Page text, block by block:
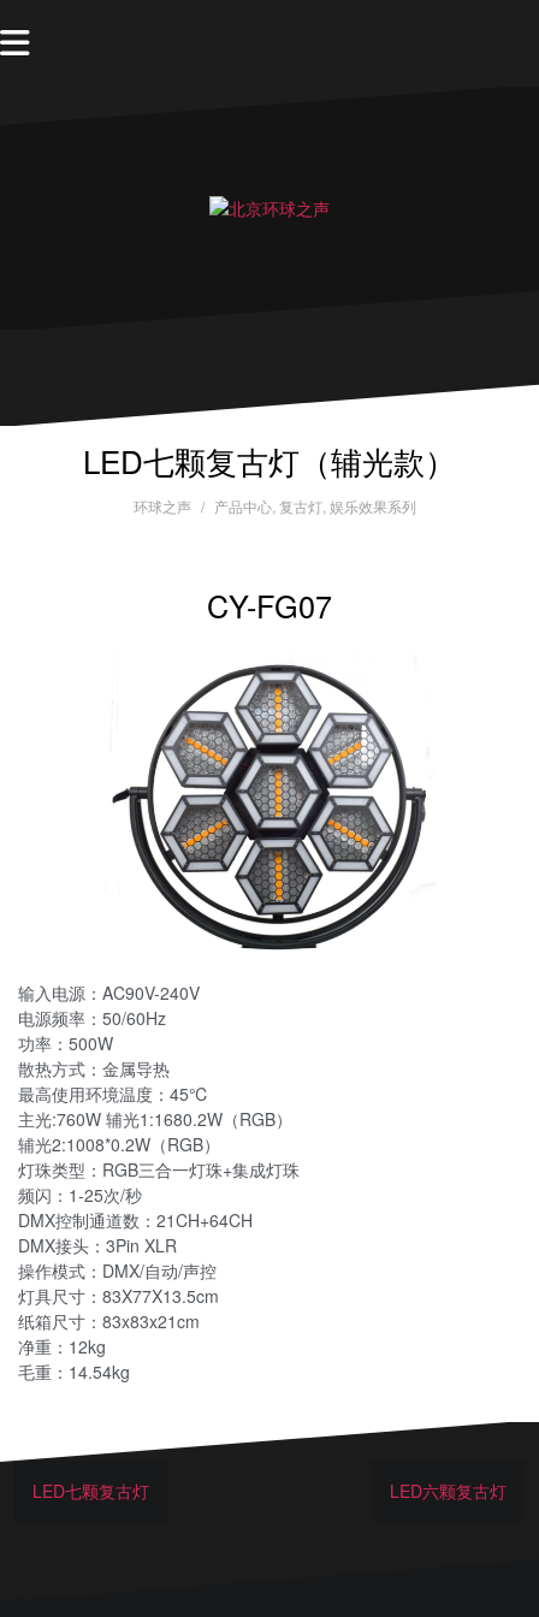
LED七颗复古灯（辅光款）
环球之声 产品中心, 复古灯, 娱乐效果系列
CY-FG07
输入电源：AC90V-240V
电源频率：50/60Hz
功率：500W
散热方式：金属导热
最高使用环境温度：45℃
主光:760W 辅光1:1680.2W（RGB）
辅光2:1008*0.2W（RGB）
灯珠类型：RGB三合一灯珠+集成灯珠
频闪：1-25次/秒
DMX控制通道数：21CH+64CH
DMX接头：3Pin XLR
操作模式：DMX/自动/声控
灯具尺寸：83X77X13.5cm
纸箱尺寸：83x83x21cm
净重：12kg
毛重：14.54kg
LED七颗复古灯 LED六颗复古灯